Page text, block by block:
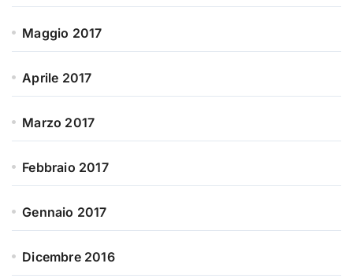
Maggio 2017
Aprile 2017
Marzo 2017
Febbraio 2017
Gennaio 2017
Dicembre 2016